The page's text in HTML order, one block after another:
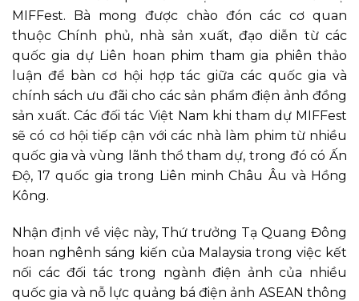
MIFFest. Bà mong được chào đón các cơ quan
thuộc Chính phủ, nhà sản xuất, đạo diễn từ các
quốc gia dự Liên hoan phim tham gia phiên thảo
luận để bàn cơ hội hợp tác giữa các quốc gia và
chính sách ưu đãi cho các sản phẩm điện ảnh đồng
sản xuất. Các đối tác Việt Nam khi tham dự MIFFest
sẽ có cơ hội tiếp cận với các nhà làm phim từ nhiều
quốc gia và vùng lãnh thổ tham dự, trong đó có Ấn
Độ, 17 quốc gia trong Liên minh Châu Âu và Hồng
Kông.
Nhận định về việc này, Thứ trưởng Tạ Quang Đông
hoan nghênh sáng kiến của Malaysia trong việc kết
nối các đối tác trong ngành điện ảnh của nhiều
quốc gia và nỗ lực quảng bá điện ảnh ASEAN thông